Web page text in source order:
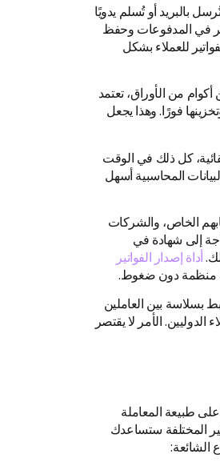
بالبريد أو تُسلم يدويًا
في المدفوعات وحفظ
للعملاء بشكل
من الأوراق، تعتمد
فورًا. وهذا يجعل
كل ذلك في الوقت
المحاسبية أسهل
الخاص، والشركات
إلى شهادة في
أداة إصدار الفواتير
منظمة دون ضغوط.
بسلاسة بين العاملين
الأمر لا يقتصر
على طبيعة المعاملة
المختلفة ستساعدك
الشائعة: